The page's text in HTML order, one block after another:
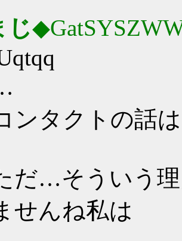
じ
ンタクトの話
だ…そういう
せんね私は